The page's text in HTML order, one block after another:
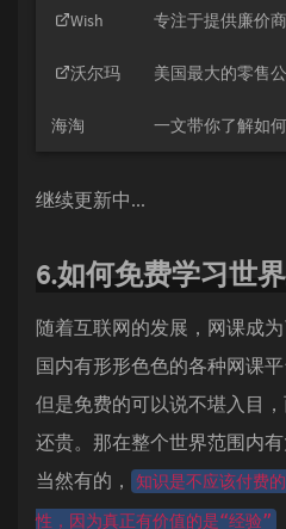
Wish 专注于提供廉价
沃尔玛 美国最大的零售
海淘 一文带你了解如
继续更新中...
6.如何免费学习世
随着互联网的发展，网课成
国内有形形色色的各种网课
但是免费的可以说不堪入目
还贵。那在整个世界范围内
当然有的，
知识是不应该付费
性，因为真正有价值的是“经验”